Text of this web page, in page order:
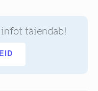
infot täiendab!